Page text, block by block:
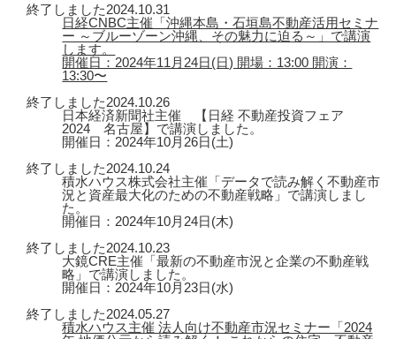
終了しました2024.10.31
日経CNBC主催「沖縄本島・石垣島不動産活用セミナ
ー ～ブルーゾーン沖縄、その魅力に迫る～」で講演
します。
開催日：2024年11月24日(日) 開場：13:00 開演：
13:30〜
終了しました2024.10.26
日本経済新聞社主催 【日経 不動産投資フェア
2024 名古屋】で講演しました。
開催日：2024年10月26日(土)
終了しました2024.10.24
積水ハウス株式会社主催「データで読み解く不動産市
況と資産最大化のための不動産戦略」で講演しまし
た。
開催日：2024年10月24日(木)
終了しました2024.10.23
大鏡CRE主催「最新の不動産市況と企業の不動産戦
略」で講演しました。
開催日：2024年10月23日(水)
終了しました2024.05.27
積水ハウス主催 法人向け不動産市況セミナー「2024